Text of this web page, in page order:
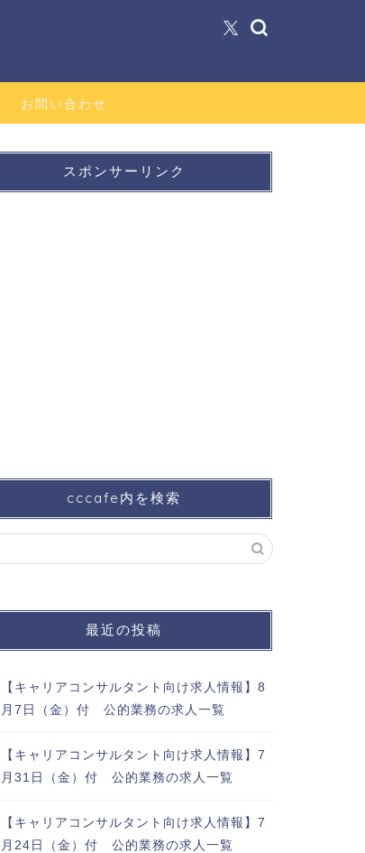
お問い合わせ
スポンサーリンク
cccafe内を検索
最近の投稿
【キャリアコンサルタント向け求人情報】8
月7日（金）付 公的業務の求人一覧
【キャリアコンサルタント向け求人情報】7
月31日（金）付 公的業務の求人一覧
【キャリアコンサルタント向け求人情報】7
月24日（金）付 公的業務の求人一覧